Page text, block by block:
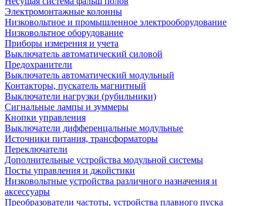
Электромонтажные колонны
Низковольтное и промышленное электрооборудование
Низковольтное оборудование
Приборы измерения и учета
Выключатель автоматический силовой
Предохранители
Выключатель автоматический модульный
Контакторы, пускатель магнитный
Выключатели нагрузки (рубильники)
Сигнальные лампы и зуммеры
Кнопки управления
Выключатели дифференцальные модульные
Источники питания, трансформаторы
Переключатели
Дополнительные устройства модульной системы
Посты управления и джойстики
Низковольтные устройства различного назначения и
аксессуары
Преобразователи частоты, устройства плавного пуска